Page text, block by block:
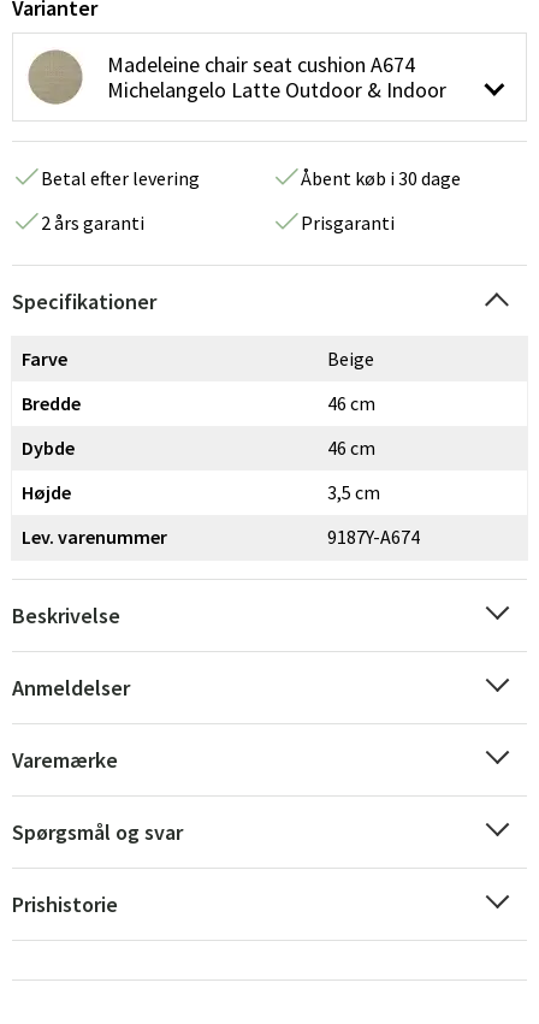
Varianter
Madeleine chair seat cushion A674
Michelangelo Latte Outdoor & Indoor
Betal efter levering
Åbent køb i 30 dage
2 års garanti
Prisgaranti
Specifikationer
Farve
Beige
Bredde
46 cm
Dybde
46 cm
Højde
3,5 cm
Lev. varenummer
9187Y-A674
Beskrivelse
Anmeldelser
Varemærke
Spørgsmål og svar
Prishistorie